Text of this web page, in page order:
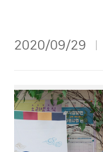
기구 집행이사회
한 기상예보서비
세계기상기구 조
계기상기구 특
2020/09/29